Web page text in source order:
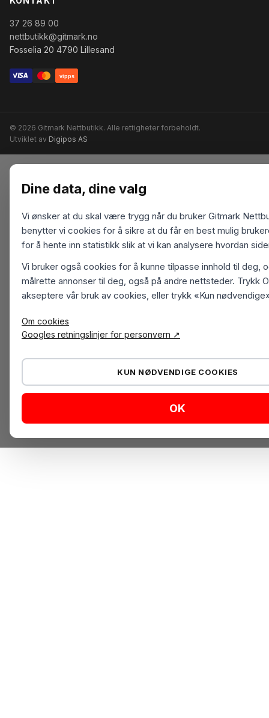
37 26 89 00
nettbutikk@gitmark.no
Fosselia 20 4790 Lillesand
vipps
© 2026 Gitmark Nettbutikk. Alle rettigheter forbeholdt.
Utviklet av Digipos AS
Dine data, dine valg
Vi ønsker at du skal være trygg når du bruker Gitmark
benytter vi cookies for å sikre at du får en best mulig
for å hente inn statistikk slik at vi kan analysere hvordan
Vi bruker også cookies for å kunne tilpasse innhold til deg,
målrette annonser til deg, også på andre nettsteder. Trykk
akseptere vår bruk av cookies, eller trykk «Kun
Om cookies
Googles retningslinjer for personvern ↗
KUN NØDVENDIGE COOKIES
OK